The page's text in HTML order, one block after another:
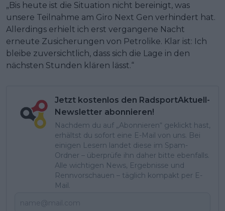
„Bis heute ist die Situation nicht bereinigt, was
unsere Teilnahme am Giro Next Gen verhindert hat.
Allerdings erhielt ich erst vergangene Nacht
erneute Zusicherungen von Petrolike. Klar ist: Ich
bleibe zuversichtlich, dass sich die Lage in den
nächsten Stunden klären lässt.“
Jetzt kostenlos den RadsportAktuell-
Newsletter abonnieren!
Nachdem du auf „Abonnieren“ geklickt hast,
erhältst du sofort eine E-Mail von uns. Bei
einigen Lesern landet diese im Spam-
Ordner – überprüfe ihn daher bitte ebenfalls.
Alle wichtigen News, Ergebnisse und
Rennvorschauen – täglich kompakt per E-
Mail.